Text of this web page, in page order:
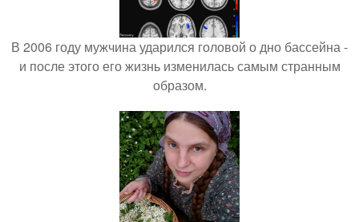
В 2006 году мужчина ударился головой о дно бассейна -
и после этого его жизнь изменилась самым странным
образом.